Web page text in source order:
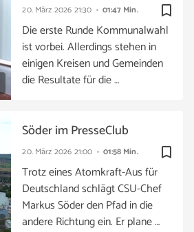
bookmark_border
20. März 2026 21:30 01:47 Min.
Die erste Runde Kommunalwahl
ist vorbei. Allerdings stehen in
einigen Kreisen und Gemeinden
die Resultate für die …
bookmark_border
20. März 2026 21:00 01:58 Min.
Söder im PresseClub
Trotz eines Atomkraft-Aus für
Deutschland schlägt CSU-Chef
Markus Söder den Pfad in die
andere Richtung ein. Er plane …